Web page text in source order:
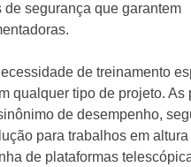
segurança que garantem
de treinamento
qualquer tipo de projeto. As
de desempenho,
para trabalhos em
de plataformas